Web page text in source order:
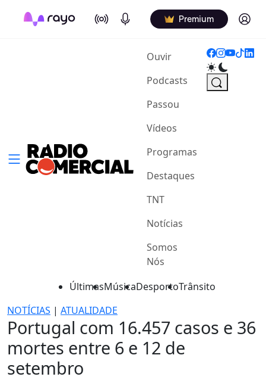
On Air Podcasts Premium Log in
Ouvir(current)
Podcasts
Passou
Vídeos
Programas
Destaques
TNT
Notícias
Somos
Nós
ÚltimasMúsicaDesportoTrânsito
NOTÍCIAS | ATUALIDADE
Portugal com 16.457 casos e 36
mortes entre 6 e 12 de
setembro